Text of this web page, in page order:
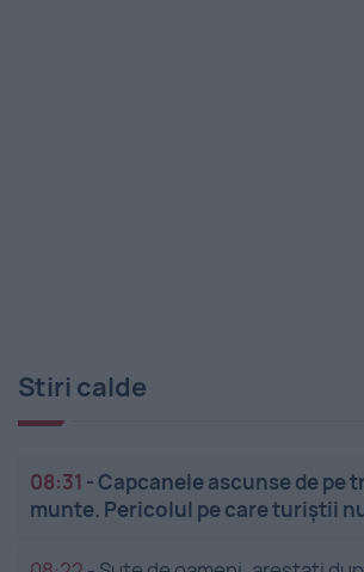
Stiri calde
08:31 -Capcanele ascunse de pe
munte. Pericolul pe care turiștii